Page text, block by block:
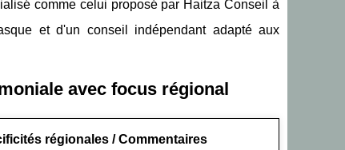
comme celui proposé par Haitza Conseil à
et d'un conseil indépendant adapté aux
avec focus régional
régionales / Commentaires